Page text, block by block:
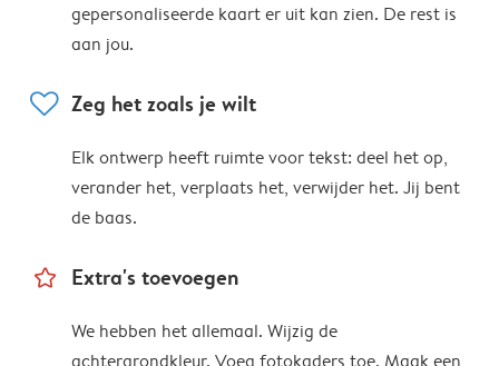
gepersonaliseerde kaart er uit kan zien. De rest is
aan jou.
heart Zeg het zoals je wilt
Elk ontwerp heeft ruimte voor tekst: deel het op,
verander het, verplaats het, verwijder het. Jij bent
de baas.
star_outline Extra's toevoegen
We hebben het allemaal. Wijzig de
achtergrondkleur. Voeg fotokaders toe. Maak een